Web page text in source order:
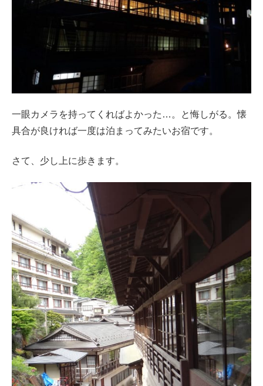
一眼カメラを持ってくればよかった…。と悔しがる。懐
具合が良ければ一度は泊まってみたいお宿です。
さて、少し上に歩きます。